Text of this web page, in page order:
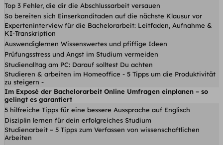
Top 3 Fehler, die dir die Abschlussarbeit versauen
So bereiten sich Einserkanditaden auf die nächste Klausur vor
Experteninterview für die Bachelorarbeit: Leitfaden, Aufnahme &
KI-Transkription
Auswendiglernen Wissenswertes und pfiffige Ideen
Prüfungsstress und Angst im Studium vermeiden
Studienalltag am PC: Darauf solltest Du achten
Studieren & arbeiten im Homeoffice - 5 Tipps um die Produktivität
zu steigern -
Im Exposé der Bachelorarbeit Online Umfragen einplanen – so
gelingt es garantiert
5 hilfreiche Tipps für eine bessere Aussprache auf Englisch
Disziplin lernen für dein erfolgreiches Studium
Studienarbeit ~ 5 Tipps zum Verfassen von wissenschaftlichen
Arbeiten